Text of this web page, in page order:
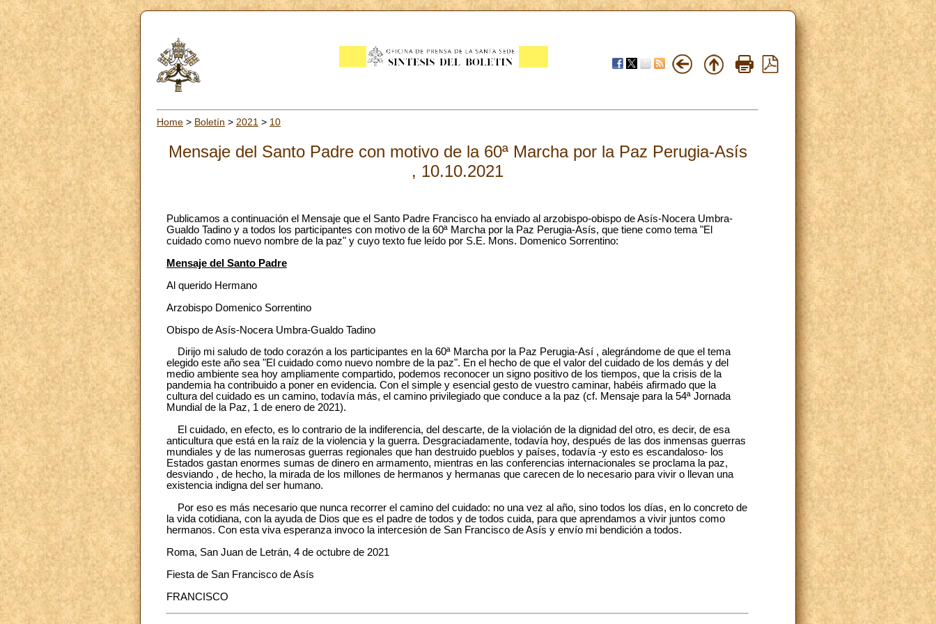
Home > Boletín > 2021 > 10
Mensaje del Santo Padre con motivo de la 60ª Marcha por la Paz Perugia-Asís
, 10.10.2021
Publicamos a continuación el Mensaje que el Santo Padre Francisco ha enviado al arzobispo-obispo de Asís-Nocera Umbra-
Gualdo Tadino y a todos los participantes con motivo de la 60ª Marcha por la Paz Perugia-Asís, que tiene como tema "El
cuidado como nuevo nombre de la paz" y cuyo texto fue leído por S.E. Mons. Domenico Sorrentino:
Mensaje del Santo Padre
Al querido Hermano
Arzobispo Domenico Sorrentino
Obispo de Asís-Nocera Umbra-Gualdo Tadino
Dirijo mi saludo de todo corazón a los participantes en la 60ª Marcha por la Paz Perugia-Así , alegrándome de que el tema
elegido este año sea "El cuidado como nuevo nombre de la paz". En el hecho de que el valor del cuidado de los demás y del
medio ambiente sea hoy ampliamente compartido, podemos reconocer un signo positivo de los tiempos, que la crisis de la
pandemia ha contribuido a poner en evidencia. Con el simple y esencial gesto de vuestro caminar, habéis afirmado que la
cultura del cuidado es un camino, todavía más, el camino privilegiado que conduce a la paz (cf. Mensaje para la 54ª Jornada
Mundial de la Paz, 1 de enero de 2021).
El cuidado, en efecto, es lo contrario de la indiferencia, del descarte, de la violación de la dignidad del otro, es decir, de esa
anticultura que está en la raíz de la violencia y la guerra. Desgraciadamente, todavía hoy, después de las dos inmensas guerras
mundiales y de las numerosas guerras regionales que han destruido pueblos y países, todavía -y esto es escandaloso- los
Estados gastan enormes sumas de dinero en armamento, mientras en las conferencias internacionales se proclama la paz,
desviando , de hecho, la mirada de los millones de hermanos y hermanas que carecen de lo necesario para vivir o llevan una
existencia indigna del ser humano.
Por eso es más necesario que nunca recorrer el camino del cuidado: no una vez al año, sino todos los días, en lo concreto de
la vida cotidiana, con la ayuda de Dios que es el padre de todos y de todos cuida, para que aprendamos a vivir juntos como
hermanos. Con esta viva esperanza invoco la intercesión de San Francisco de Asís y envío mi bendición a todos.
Roma, San Juan de Letrán, 4 de octubre de 2021
Fiesta de San Francisco de Asís
FRANCISCO